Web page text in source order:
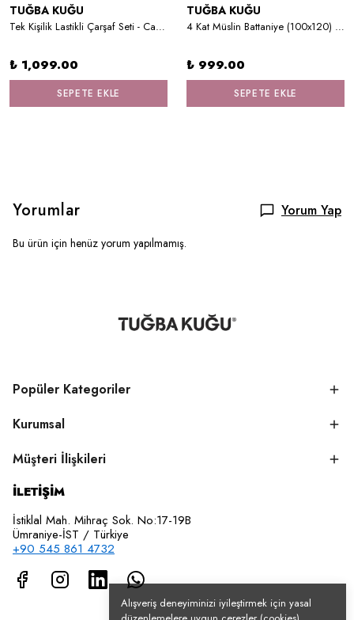
Alışveriş deneyiminizi iyileştirmek için yasal
TUĞBA KUĞU
Tek Kişilik Lastikli Çarşaf Seti - Cartoon Serisi - Paw Patrol Skye
₺ 1,099.00
SEPETE EKLE
TUĞBA KUĞU
4 Kat Müslin Battaniye (100x120) - Limited 21 Serisi
₺ 999.00
SEPETE EKLE
Yorumlar Yorum Yap
Bu ürün için henüz yorum yapılmamış.
Popüler Kategoriler
Kurumsal
Müşteri İlişkileri
İLETİŞİM
İstiklal Mah. Mihraç Sok. No:17-19B
Ümraniye-İST / Türkiye
+90 545 861 4732